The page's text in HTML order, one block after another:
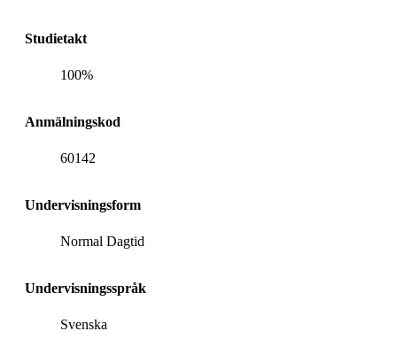
Studietakt
100%
Anmälningskod
60142
Undervisningsform
Normal Dagtid
Undervisningsspråk
Svenska